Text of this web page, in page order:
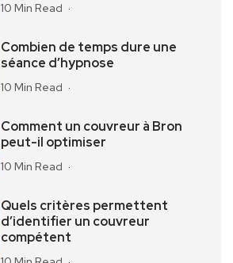
10 Min Read
Combien de temps dure une
séance d’hypnose
10 Min Read
Comment un couvreur à Bron
peut-il optimiser
10 Min Read
Quels critères permettent
d’identifier un couvreur
compétent